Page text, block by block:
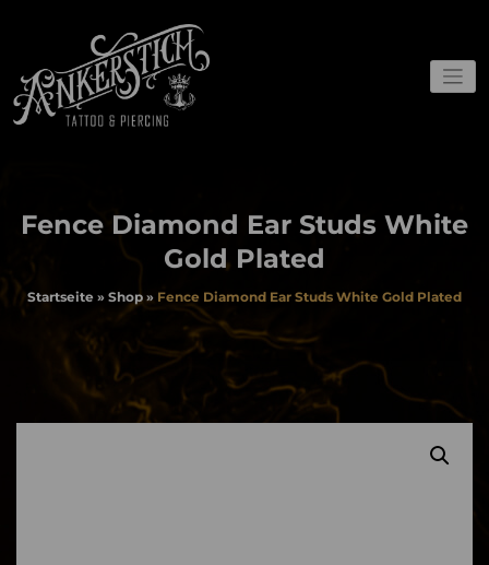
Ankerstich
Webshop und Gutscheine
Fence Diamond Ear Studs White
Gold Plated
Startseite » Shop » Fence Diamond Ear Studs White Gold Plated